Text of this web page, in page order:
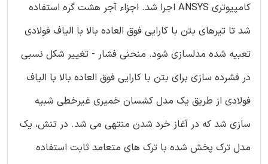
کامپیوتری ANSYS اجرا شد. اجزاء آجر هشت گره استفاده
شد تا تیرهای بتن با کارایی فوق العاده بالا با الیاف فولادی
تعبیه شده مدلسازی شود. منحنی فشار - تغییر شکل نسبی
در فشرده سازی برای بتن با کارایی فوق العاده بالا با الیاف
فولادی از طریق یک مدل کشسان خمیری غیرخطی شبیه
سازی شد که در آغاز خرد شدن منتهی می شد. در تنش، یک
مدل ترک پخش شده با ترک های متعامد ثابت استفاده